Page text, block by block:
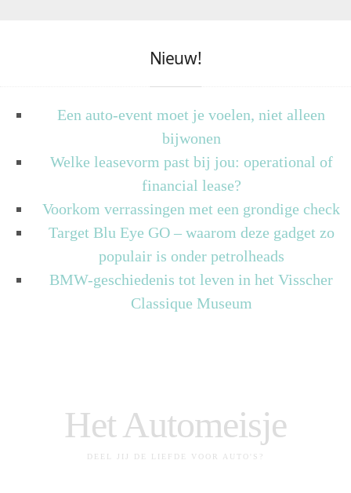
Nieuw!
Een auto-event moet je voelen, niet alleen
bijwonen
Welke leasevorm past bij jou: operational of
financial lease?
Voorkom verrassingen met een grondige check
Target Blu Eye GO – waarom deze gadget zo
populair is onder petrolheads
BMW-geschiedenis tot leven in het Visscher
Classique Museum
Het Automeisje
DEEL JIJ DE LIEFDE VOOR AUTO'S?